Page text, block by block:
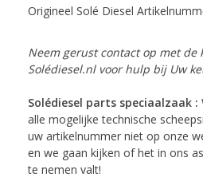
Origineel Solé Diesel
Neem gerust contact op met de
Solédiesel.nl voor hulp bij Uw
Solédiesel parts speciaalzaak :
alle mogelijke technische
uw artikelnummer niet op onze
en we gaan kijken of het in ons
te nemen valt!